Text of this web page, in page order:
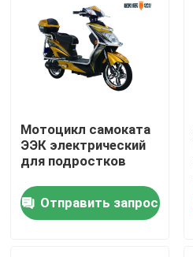
Дома
О Компании
Мотоцикл самоката
ЭЭК электрический
для подростков
Отправить запрос